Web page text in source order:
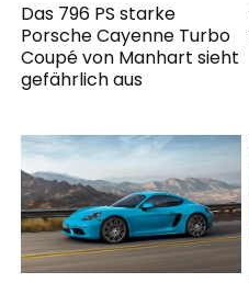
Das 796 PS starke
Porsche Cayenne Turbo
Coupé von Manhart sieht
gefährlich aus